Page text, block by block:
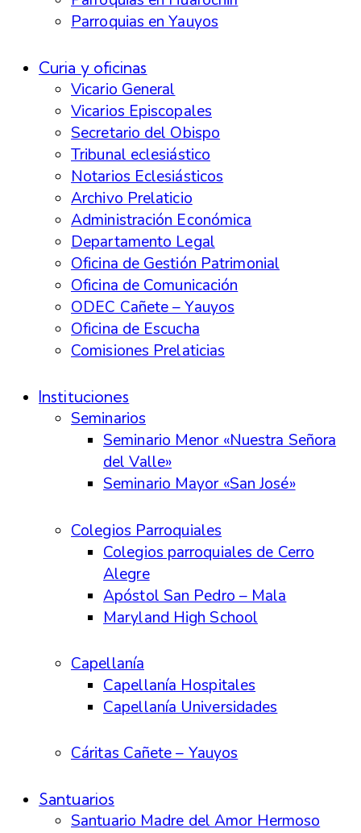
Parroquias en Yauyos
Curia y oficinas
Vicario General
Vicarios Episcopales
Secretario del Obispo
Tribunal eclesiástico
Notarios Eclesiásticos
Archivo Prelaticio
Administración Económica
Departamento Legal
Oficina de Gestión Patrimonial
Oficina de Comunicación
ODEC Cañete – Yauyos
Oficina de Escucha
Comisiones Prelaticias
Instituciones
Seminarios
Seminario Menor «Nuestra Señora
del Valle»
Seminario Mayor «San José»
Colegios Parroquiales
Colegios parroquiales de Cerro
Alegre
Apóstol San Pedro – Mala
Maryland High School
Capellanía
Capellanía Hospitales
Capellanía Universidades
Cáritas Cañete – Yauyos
Santuarios
Santuario Madre del Amor Hermoso